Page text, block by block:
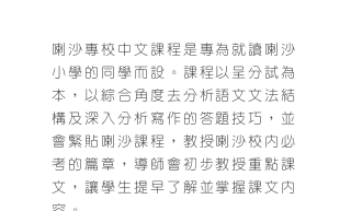
喇沙專校中文課程是專為就讀喇沙
小學的同學而設。課程以呈分試為
本，以綜合角度去分析語文文法結
構及深入分析寫作的答題技巧，並
會緊貼喇沙課程，教授喇沙校內必
考的篇章，導師會初步教授重點課
文，讓學生提早了解並掌握課文內